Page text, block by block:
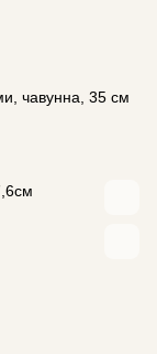
чавунна, 35 см